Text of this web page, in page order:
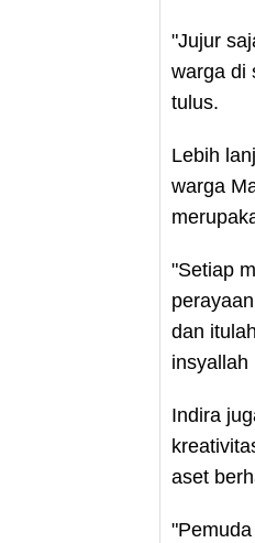
"Jujur
warga di
tulus.
Lebih
warga
"Setiap
dan
insyallah
Indira
aset